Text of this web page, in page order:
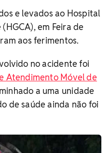
e levados ao Hospital
em Feira de
aos ferimentos.
no acidente foi
Atendimento Móvel de
a uma unidade
de saúde ainda não foi